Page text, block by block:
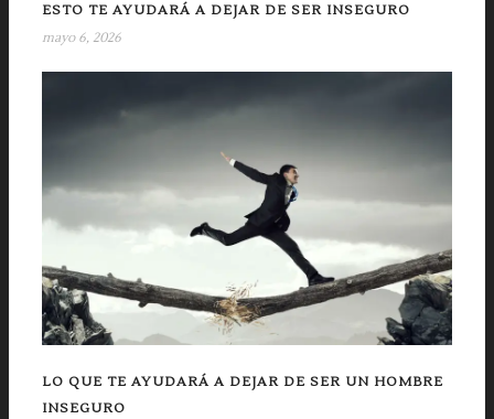
ESTO TE AYUDARÁ A DEJAR DE SER INSEGURO
mayo 6, 2026
LO QUE TE AYUDARÁ A DEJAR DE SER UN HOMBRE
INSEGURO